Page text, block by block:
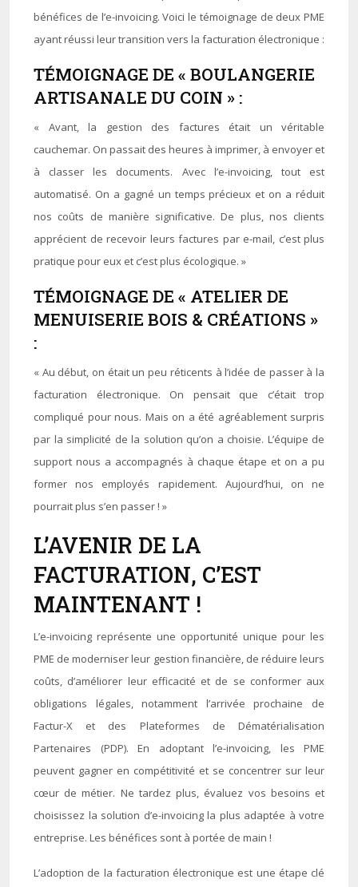
bénéfices de l’e-invoicing. Voici le témoignage de deux PME
ayant réussi leur transition vers la facturation électronique :
TÉMOIGNAGE DE « BOULANGERIE
ARTISANALE DU COIN » :
« Avant, la gestion des factures était un véritable
cauchemar. On passait des heures à imprimer, à envoyer et
à classer les documents. Avec l’e-invoicing, tout est
automatisé. On a gagné un temps précieux et on a réduit
nos coûts de manière significative. De plus, nos clients
apprécient de recevoir leurs factures par e-mail, c’est plus
pratique pour eux et c’est plus écologique. »
TÉMOIGNAGE DE « ATELIER DE
MENUISERIE BOIS & CRÉATIONS »
:
« Au début, on était un peu réticents à l’idée de passer à la
facturation électronique. On pensait que c’était trop
compliqué pour nous. Mais on a été agréablement surpris
par la simplicité de la solution qu’on a choisie. L’équipe de
support nous a accompagnés à chaque étape et on a pu
former nos employés rapidement. Aujourd’hui, on ne
pourrait plus s’en passer ! »
L’AVENIR DE LA
FACTURATION, C’EST
MAINTENANT !
L’e-invoicing représente une opportunité unique pour les
PME de moderniser leur gestion financière, de réduire leurs
coûts, d’améliorer leur efficacité et de se conformer aux
obligations légales, notamment l’arrivée prochaine de
Factur-X et des Plateformes de Dématérialisation
Partenaires (PDP). En adoptant l’e-invoicing, les PME
peuvent gagner en compétitivité et se concentrer sur leur
cœur de métier. Ne tardez plus, évaluez vos besoins et
choisissez la solution d’e-invoicing la plus adaptée à votre
entreprise. Les bénéfices sont à portée de main !
L’adoption de la facturation électronique est une étape clé